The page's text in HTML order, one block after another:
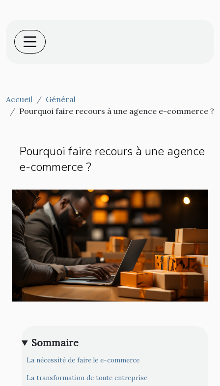
Accueil
Général
Pourquoi faire recours à une agence e-commerce ?
Pourquoi faire recours à une agence
e-commerce ?
Sommaire
La nécessité de faire le e-commerce
La transformation de toute entreprise